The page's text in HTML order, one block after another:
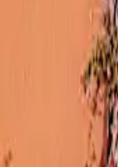
Geschenk, an dem der
Blickfang werden. Zusätzlich
dass er selbst bei bester
ist Pflanzen online kaufen
sollen.